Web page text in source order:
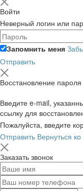
Войти
Неверный логин или
Запомнить меня
Отправить
Восстановление пароля
Введите e-mail,
ссылку для
Пожалуйста, введите
Отправить Вернуться
Заказать звонок